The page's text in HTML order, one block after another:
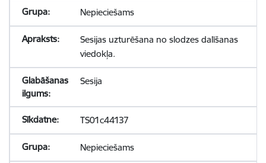
Nepieciešams
Sesijas uzturēšana no slodzes dalīšanas
viedokļa.
Sesija
TS01c44137
Nepieciešams